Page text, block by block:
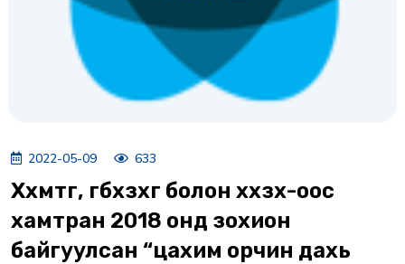
2022-05-09 633
Ххмтг, гбхзхг болон ххзх-оос
хамтран 2018 онд зохион
байгуулсан “цахим орчин дахь